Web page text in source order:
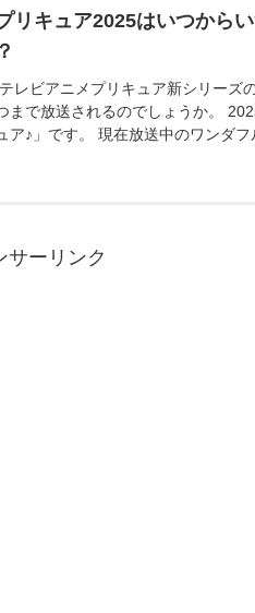
リキュア2025はいつから
レビアニメプリキュア新シリーズ
まで放送されるのでしょうか。
ア♪」です。 現在放送中のワンダ
サーリンク